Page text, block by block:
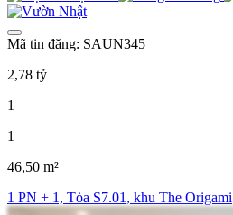
Mã tin đăng: SAUN345
2,78 tỷ
1
1
46,50 m²
1 PN + 1, Tòa S7.01, khu The Origami